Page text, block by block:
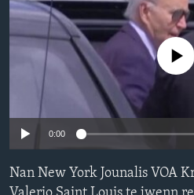
Search
Learning English
SUIV NOU
Languages
No media source
0:00
Nan New York Jounalis VOA